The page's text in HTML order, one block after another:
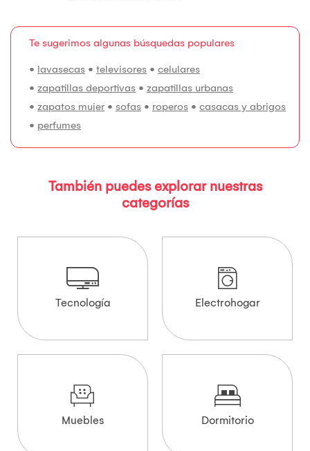
Te sugerimos algunas búsquedas populares
• lavasecas • televisores • celulares
• zapatillas deportivas • zapatillas urbanas
• zapatos mujer • sofas • roperos • casacas y abrigos
• perfumes
También puedes explorar nuestras
categorías
Tecnología Electrohogar
Muebles Dormitorio